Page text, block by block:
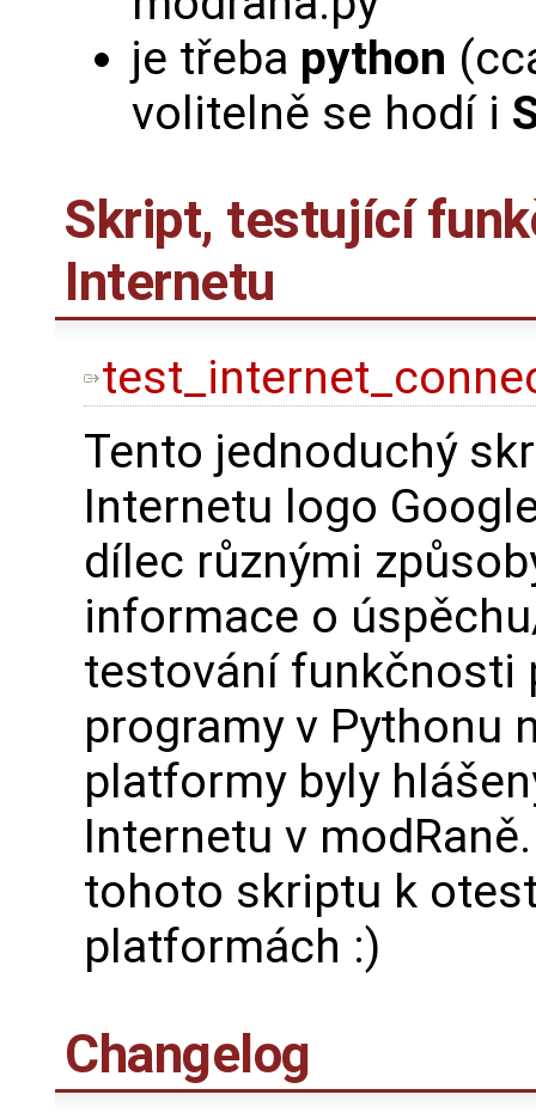
je třeba python
volitelně se hodí i
Skript, testující
Internetu
Tento jednoduchý
Internetu logo
dílec různými
informace o
testování funkčnosti
programy v Pythonu
platformy byly
Internetu v
tohoto skriptu k
platformách :)
Changelog